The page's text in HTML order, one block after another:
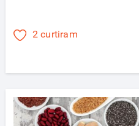
2 curtiram